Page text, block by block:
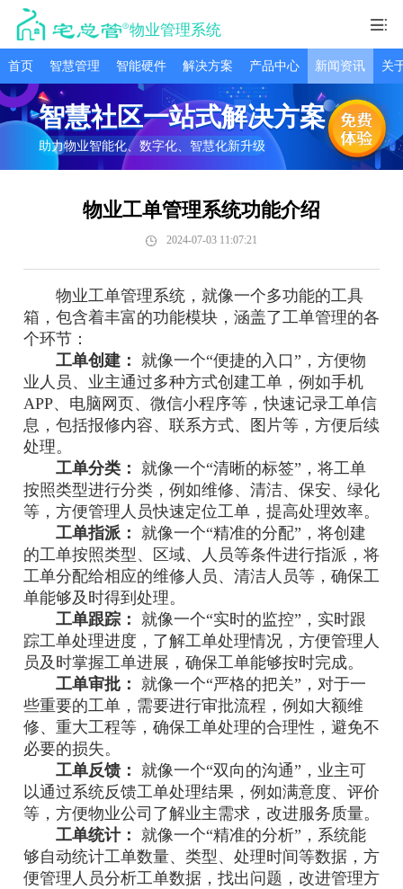
物业管理系统
首页 智慧管理 智能硬件 解决方案 产品中心 新闻资讯 关
智慧社区一站式解决方案
助力物业智能化、数字化、智慧化新升级
物业工单管理系统功能介绍
2024-07-03 11:07:21
物业工单管理系统，就像一个多功能的工具
箱，包含着丰富的功能模块，涵盖了工单管理的各
个环节：
工单创建：
就像一个“便捷的入口”，方便物
业人员、业主通过多种方式创建工单，例如手机
APP、电脑网页、微信小程序等，快速记录工单信
息，包括报修内容、联系方式、图片等，方便后续
处理。
工单分类：
就像一个“清晰的标签”，将工单
按照类型进行分类，例如维修、清洁、保安、绿化
等，方便管理人员快速定位工单，提高处理效率。
工单指派：
就像一个“精准的分配”，将创建
的工单按照类型、区域、人员等条件进行指派，将
工单分配给相应的维修人员、清洁人员等，确保工
单能够及时得到处理。
工单跟踪：
就像一个“实时的监控”，实时跟
踪工单处理进度，了解工单处理情况，方便管理人
员及时掌握工单进展，确保工单能够按时完成。
工单审批：
就像一个“严格的把关”，对于一
些重要的工单，需要进行审批流程，例如大额维
修、重大工程等，确保工单处理的合理性，避免不
必要的损失。
工单反馈：
就像一个“双向的沟通”，业主可
以通过系统反馈工单处理结果，例如满意度、评价
等，方便物业公司了解业主需求，改进服务质量。
工单统计：
就像一个“精准的分析”，系统能
够自动统计工单数量、类型、处理时间等数据，方
便管理人员分析工单数据，找出问题，改进管理方